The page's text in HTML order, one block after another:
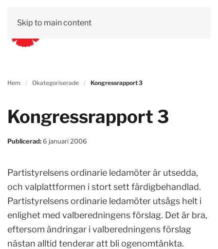
Skip to main content
Hem Okategoriserade Kongressrapport 3
Kongressrapport 3
Publicerad:6 januari 2006
Partistyrelsens ordinarie ledamöter är utsedda,
och valplattformen i stort sett färdigbehandlad.
Partistyrelsens ordinarie ledamöter utsågs helt i
enlighet med valberedningens förslag. Det är bra,
eftersom ändringar i valberedningens förslag
nästan alltid tenderar att bli ogenomtänkta.